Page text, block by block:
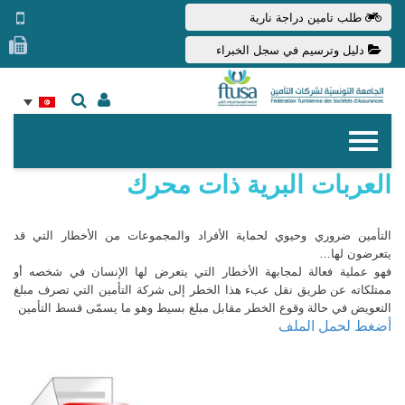
طلب تامين دراجة نارية
دليل وترسيم في سجل الخبراء
العربات البرية ذات محرك
التأمين ضروري وحيوي لحماية الأفراد والمجموعات من الأخطار التي قد
يتعرضون لها…
فهو عملية فعالة لمجابهة الأخطار التي يتعرض لها الإنسان في شخصه أو
ممتلكاته عن طريق نقل عبء هذا الخطر إلى شركة التأمين التي تصرف مبلغ
التعويض في حالة وقوع الخطر مقابل مبلغ بسيط وهو ما يسمّى قسط التأمين
أضغط لحمل الملف